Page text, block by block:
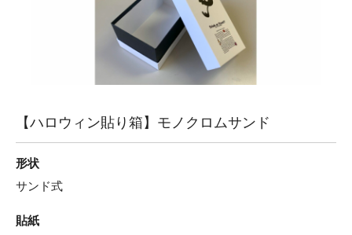
【ハロウィン貼り箱】モノクロムサンド
形状
サンド式
貼紙